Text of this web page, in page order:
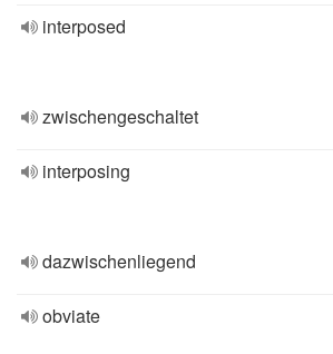
interposed
zwischengeschaltet
interposing
dazwischenliegend
obviate